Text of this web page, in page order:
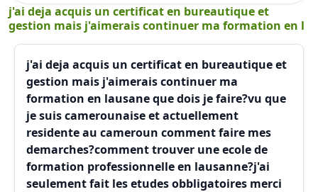
j'ai deja acquis un certificat en bureautique et
gestion mais j'aimerais continuer ma formation en l
j'ai deja acquis un certificat en bureautique et
gestion mais j'aimerais continuer ma
formation en lausane que dois je faire?vu que
je suis camerounaise et actuellement
residente au cameroun comment faire mes
demarches?comment trouver une ecole de
formation professionnelle en lausanne?j'ai
seulement fait les etudes obbligatoires merci